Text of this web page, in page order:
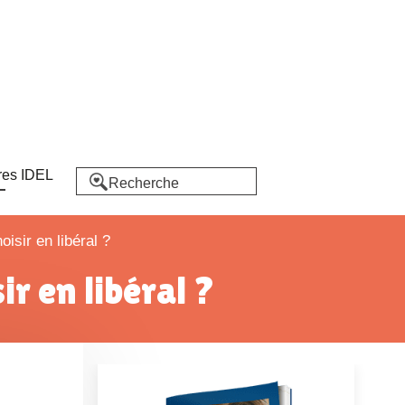
IDEL
en libéral ?
en libéral ?